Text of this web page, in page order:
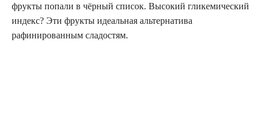
фрукты попали в чёрный список. Высокий гликемический
индекс? Эти фрукты идеальная альтернатива
рафинированным сладостям.